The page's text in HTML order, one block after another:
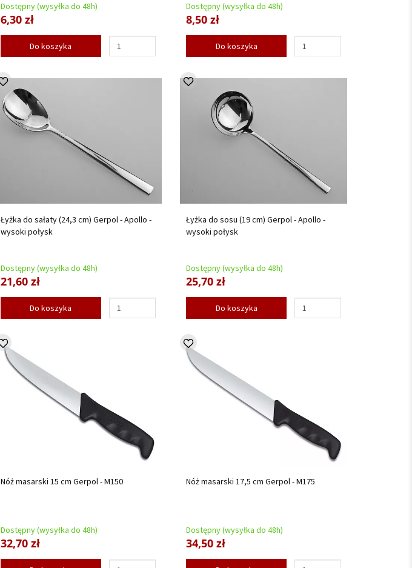
Dostępny (wysyłka do 48h)
6,30 zł
Do koszyka
Dostępny (wysyłka do 48h)
8,50 zł
Do koszyka
Łyżka do sałaty (24,3 cm) Gerpol - Apollo -
wysoki połysk
Dostępny (wysyłka do 48h)
21,60 zł
Do koszyka
Łyżka do sosu (19 cm) Gerpol - Apollo -
wysoki połysk
Dostępny (wysyłka do 48h)
25,70 zł
Do koszyka
Nóż masarski 15 cm Gerpol - M150
Dostępny (wysyłka do 48h)
32,70 zł
Nóż masarski 17,5 cm Gerpol - M175
Dostępny (wysyłka do 48h)
34,50 zł